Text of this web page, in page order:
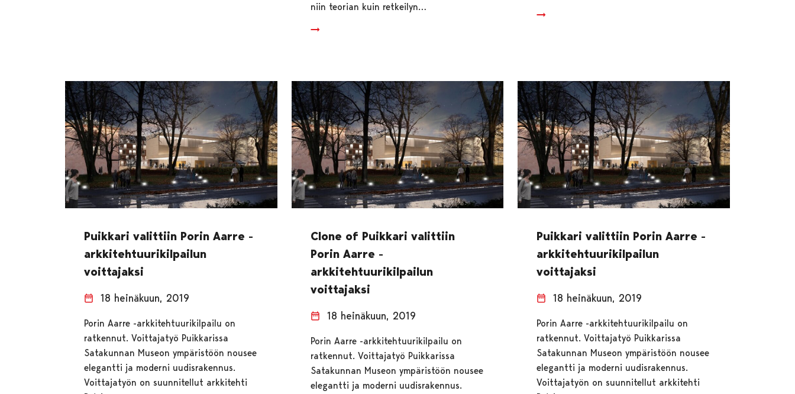
niin teorian kuin retkeilyn…
Puikkari valittiin Porin Aarre -
arkkitehtuurikilpailun
voittajaksi
18 heinäkuun, 2019
Porin Aarre -arkkitehtuurikilpailu on
ratkennut. Voittajatyö Puikkarissa
Satakunnan Museon ympäristöön nousee
elegantti ja moderni uudisrakennus.
Voittajatyön on suunnitellut arkkitehti
Clone of Puikkari valittiin
Porin Aarre -
arkkitehtuurikilpailun
voittajaksi
18 heinäkuun, 2019
Porin Aarre -arkkitehtuurikilpailu on
ratkennut. Voittajatyö Puikkarissa
Satakunnan Museon ympäristöön nousee
elegantti ja moderni uudisrakennus.
Puikkari valittiin Porin Aarre -
arkkitehtuurikilpailun
voittajaksi
18 heinäkuun, 2019
Porin Aarre -arkkitehtuurikilpailu on
ratkennut. Voittajatyö Puikkarissa
Satakunnan Museon ympäristöön nousee
elegantti ja moderni uudisrakennus.
Voittajatyön on suunnitellut arkkitehti